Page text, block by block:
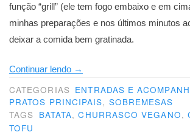
função “grill” (ele tem fogo embaixo e em
minhas preparações e nos últimos minutos
deixar a comida bem gratinada.
Continuar lendo “Mais
receitas
pra
um
→
CATEGORIAS ENTRADAS E
PRATOS PRINCIPAIS, SOBREMESAS
TAGS BATATA,CHURRASCO VEGANO,
TOFU